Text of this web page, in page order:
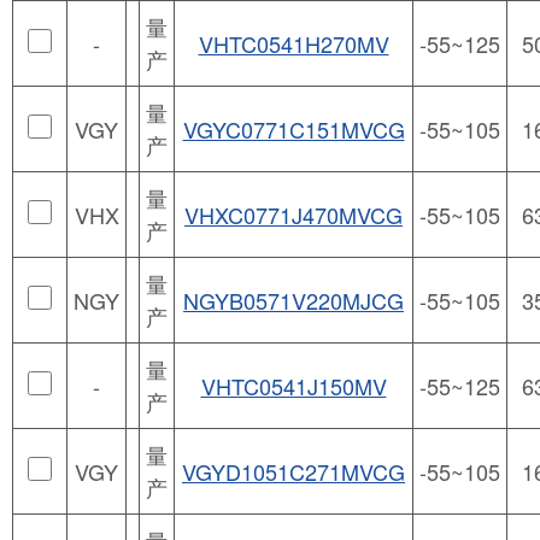
-
量
产
VHTC0541H270MV -55~125
VGY
量
产 VGYC0771C151MVCG -55~105
VHX
量
产 VHXC0771J470MVCG -55~105
NGY
量
产 NGYB0571V220MJCG -55~105
-
量
产
VHTC0541J150MV -55~125
VGY
量
产 VGYD1051C271MVCG -55~105